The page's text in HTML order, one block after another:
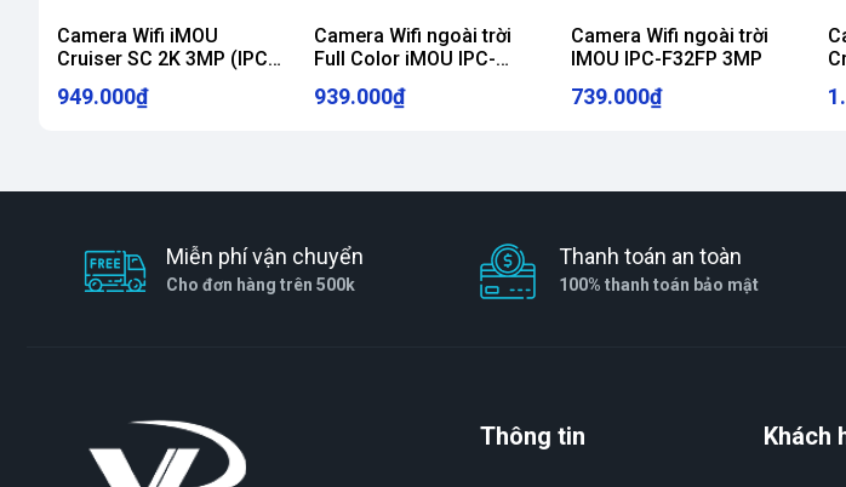
Camera Wifi iMOU
Cruiser SC 2K 3MP (IPC-
K7FP-3H0WE), quay quét
360 độ
949.000₫
Camera Wifi ngoài trời
Full Color iMOU IPC-
S3EP-5M0WE (Bullet 3
5MP)
939.000₫
Camera Wifi ngoài trời
IMOU IPC-F32FP 3MP
739.000₫
Miễn phí vận chuyển
Cho đơn hàng trên 500k
Thanh toán an toàn
100% thanh toán bảo mật
Thông tin Khách